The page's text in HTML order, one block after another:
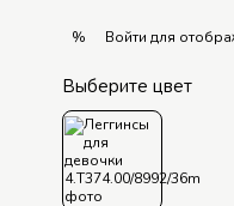
% Войти для
Выберите цвет